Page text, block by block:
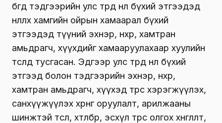
бөгөөд тэдгээрийн улс төрд нөлөө бүхий этгээдэд
нөлөөлөх хамгийн ойрын хамаарал бүхий
этгээдэд түүний эхнэр, нөхөр, хамтран
амьдрагч, хүүхдийг хамааруулахаар хуулийн
төсөлд тусгасан. Эдгээр улс төрд нөлөө бүхий
этгээд болон тэдгээрийн эхнэр, нөхөр,
хамтран амьдрагч, хүүхэд төрөөс хэрэгжүүлэх,
санхүүжүүлэх хөрөнгө оруулалт, арилжааны
шинжтэй төсөл, хөтөлбөр, эсхүл төрөөс олгох хөнгөлөлт,